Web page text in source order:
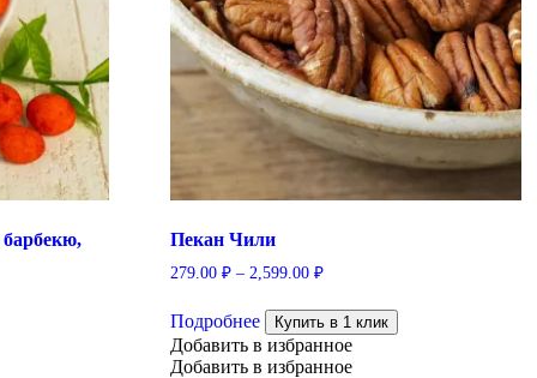
барбекю,
Пекан Чили
279.00 ₽– 2,599.00 ₽
Подробнеетовар
имеет
несколько
Купить в 1 клик
Добавить в избранное
Добавить в избранное